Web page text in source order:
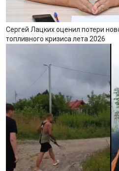
Сергей Лацких оценил потери
топливного кризиса лета 2026